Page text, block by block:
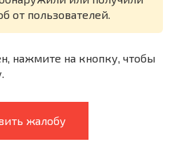
от пользователей.
нажмите на кнопку, чтобы
жалобу